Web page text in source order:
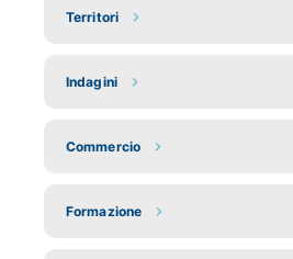
Territori
Indagini
Commercio
Formazione